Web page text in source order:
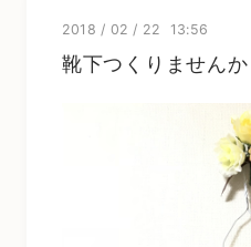
2018 / 02 / 22 13:56
靴下つくりませんか